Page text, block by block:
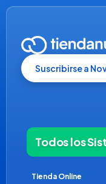
Suscribirse a
Todos los
Tienda Online